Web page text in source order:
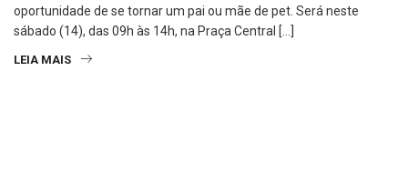
oportunidade de se tornar um pai ou mãe de pet. Será neste
sábado (14), das 09h às 14h, na Praça Central […]
LEIA MAIS